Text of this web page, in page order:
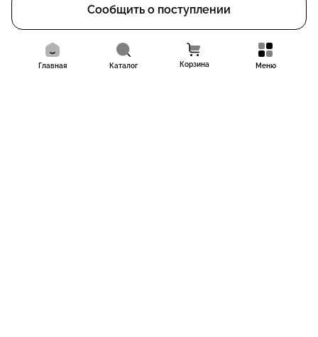
Сообщить о поступлении
Главная Каталог Корзина Меню